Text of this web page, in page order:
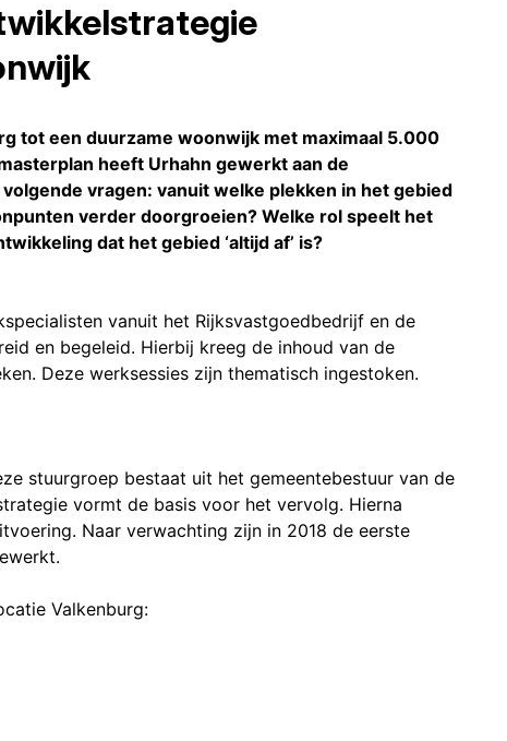
tot een duurzame woonwijk met maximaal 5.000
heeft Urhahn gewerkt aan de
vragen: vanuit welke plekken in het gebied
verder doorgroeien? Welke rol speelt het
dat het gebied ‘altijd af’ is?
vanuit het Rijksvastgoedbedrijf en de
en begeleid. Hierbij kreeg de inhoud van de
Deze werksessies zijn thematisch ingestoken.
stuurgroep bestaat uit het gemeentebestuur van de
vormt de basis voor het vervolg. Hierna
Naar verwachting zijn in 2018 de eerste
Valkenburg: